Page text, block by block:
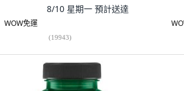
8/10 星期一 預計送達
WOW免運
(19943)